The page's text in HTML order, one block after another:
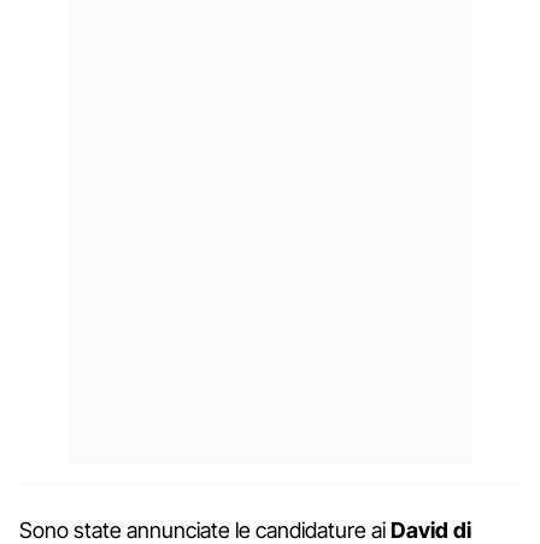
Sono state annunciate le candidature aiDavid di